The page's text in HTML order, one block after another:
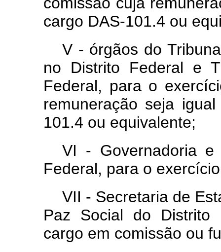
cargo DAS-101.4 ou
V - órgãos do
no Distrito Federal e
Federal, para o
remuneração seja
101.4 ou equivalente;
VI - Governadoria e
Federal, para o
VII - Secretaria de
Paz Social do
cargo em comissão ou